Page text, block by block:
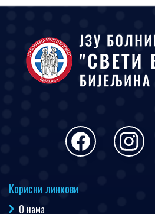
Корисни линкови
О нама